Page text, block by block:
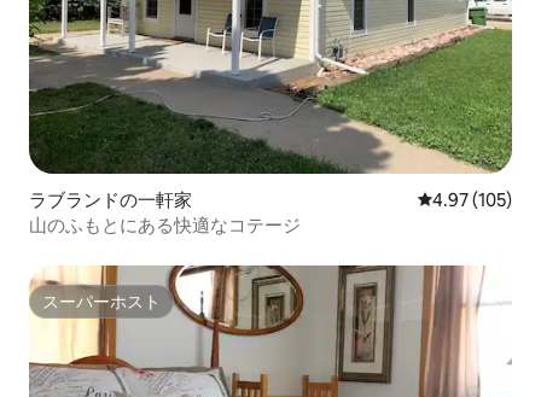
ラブランドの一軒家 レビュー105
4.97 (105)
山のふもとにある快適なコテージ
スーパーホスト
スーパーホスト